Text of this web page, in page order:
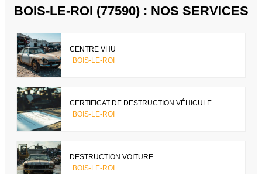
BOIS-LE-ROI (77590) : NOS SERVICES
CENTRE VHU
BOIS-LE-ROI
CERTIFICAT DE DESTRUCTION VÉHICULE
BOIS-LE-ROI
DESTRUCTION VOITURE
BOIS-LE-ROI